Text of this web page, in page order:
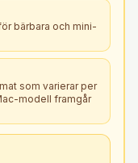
bärbara och mini-
som varierar per
modell framgår